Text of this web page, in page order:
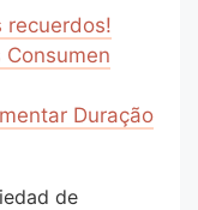
recuerdos!
Consumen
Duração
de